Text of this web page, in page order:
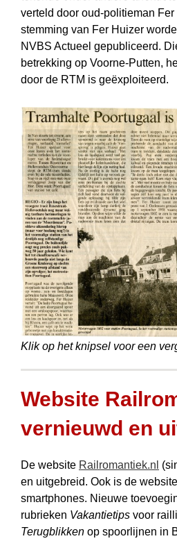
verteld door oud-politieman
stemming van Fer Huizer
NVBS Actueel gepubliceerd.
betrekking op Voorne-Putten,
door de RTM is geëxploiteerd.
Klik op het knipsel voor een
Website
vernieuwd en
De website Railromantiek.nl
en uitgebreid. Ook is de
smartphones. Nieuwe
rubrieken Vakantietips voor
Terugblikken op spoorlijnen in